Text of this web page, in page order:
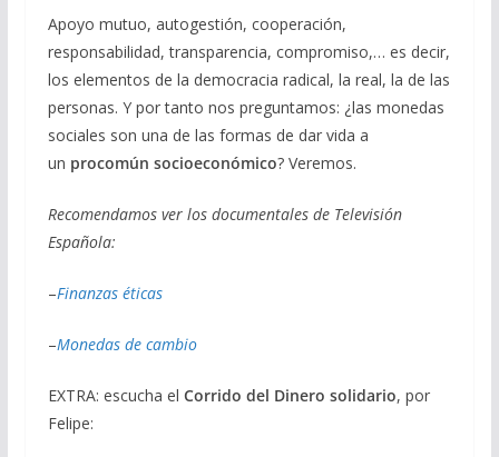
Apoyo mutuo, autogestión, cooperación,
responsabilidad, transparencia, compromiso,… es decir,
los elementos de la democracia radical, la real, la de las
personas. Y por tanto nos preguntamos: ¿las monedas
sociales son una de las formas de dar vida a
un procomún socioeconómico? Veremos.
Recomendamos ver los documentales de Televisión
Española:
–Finanzas éticas
–Monedas de cambio
EXTRA: escucha el Corrido del Dinero solidario, por
Felipe: